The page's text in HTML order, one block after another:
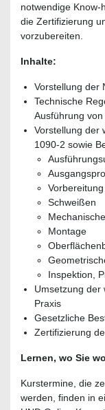
notwendige
die Zertifizierung
vorzubereiten.
Inhalte:
Vorstellung der
Technische
Ausführung
Vorstellung der
1090-2 sowie
Schweißen
Montage
Inspektion,
Umsetzung der
Praxis
Gesetzliche
Zertifizierung
Lernen, wo Sie
Kurstermine, die
werden, finden in